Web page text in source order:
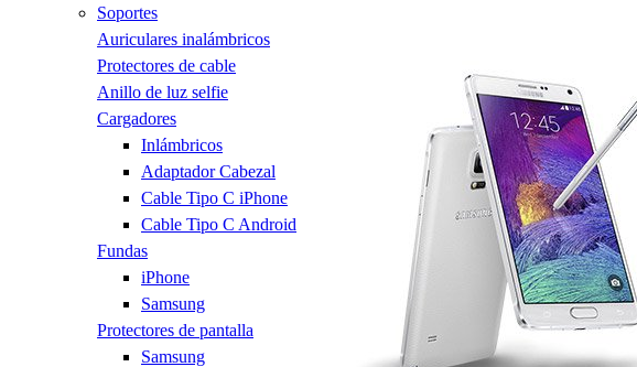
Soportes
Auriculares inalámbricos
Protectores de cable
Anillo de luz selfie
Cargadores
Inlámbricos
Adaptador Cabezal
Cable Tipo C iPhone
Cable Tipo C Android
Fundas
iPhone
Samsung
Protectores de pantalla
Samsung